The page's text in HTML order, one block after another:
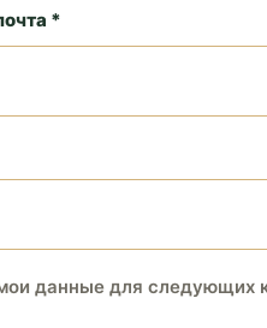
*
данные для следующих